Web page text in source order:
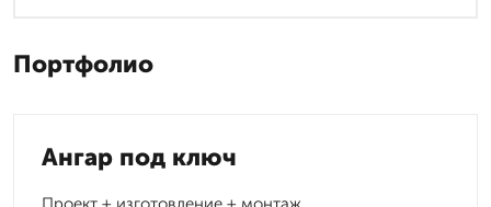
Портфолио
Ангар под ключ